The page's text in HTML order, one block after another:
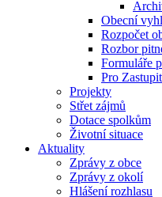
Obecní
Rozpočet
Rozbor
Formuláře
Pro
Projekty
Střet zájmů
Dotace spolkům
Životní situace
Aktuality
Zprávy z obce
Zprávy z okolí
Hlášení rozhlasu